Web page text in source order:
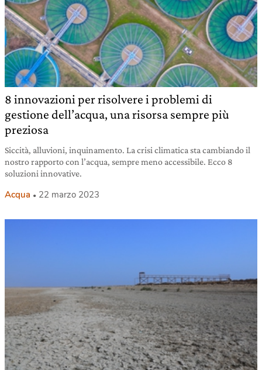
8 innovazioni per risolvere i problemi di
gestione dell’acqua, una risorsa sempre più
preziosa
Siccità, alluvioni, inquinamento. La crisi climatica sta cambiando il
nostro rapporto con l’acqua, sempre meno accessibile. Ecco 8
soluzioni innovative.
Acqua 22 marzo 2023